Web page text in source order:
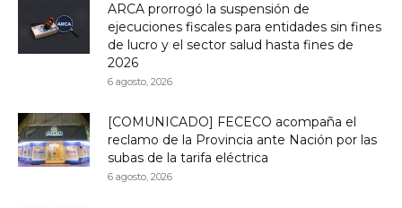
ARCA prorrogó la suspensión de
ejecuciones fiscales para entidades sin fines
de lucro y el sector salud hasta fines de
2026
6 agosto, 2026
[COMUNICADO] FECECO acompaña el
reclamo de la Provincia ante Nación por las
subas de la tarifa eléctrica
6 agosto, 2026